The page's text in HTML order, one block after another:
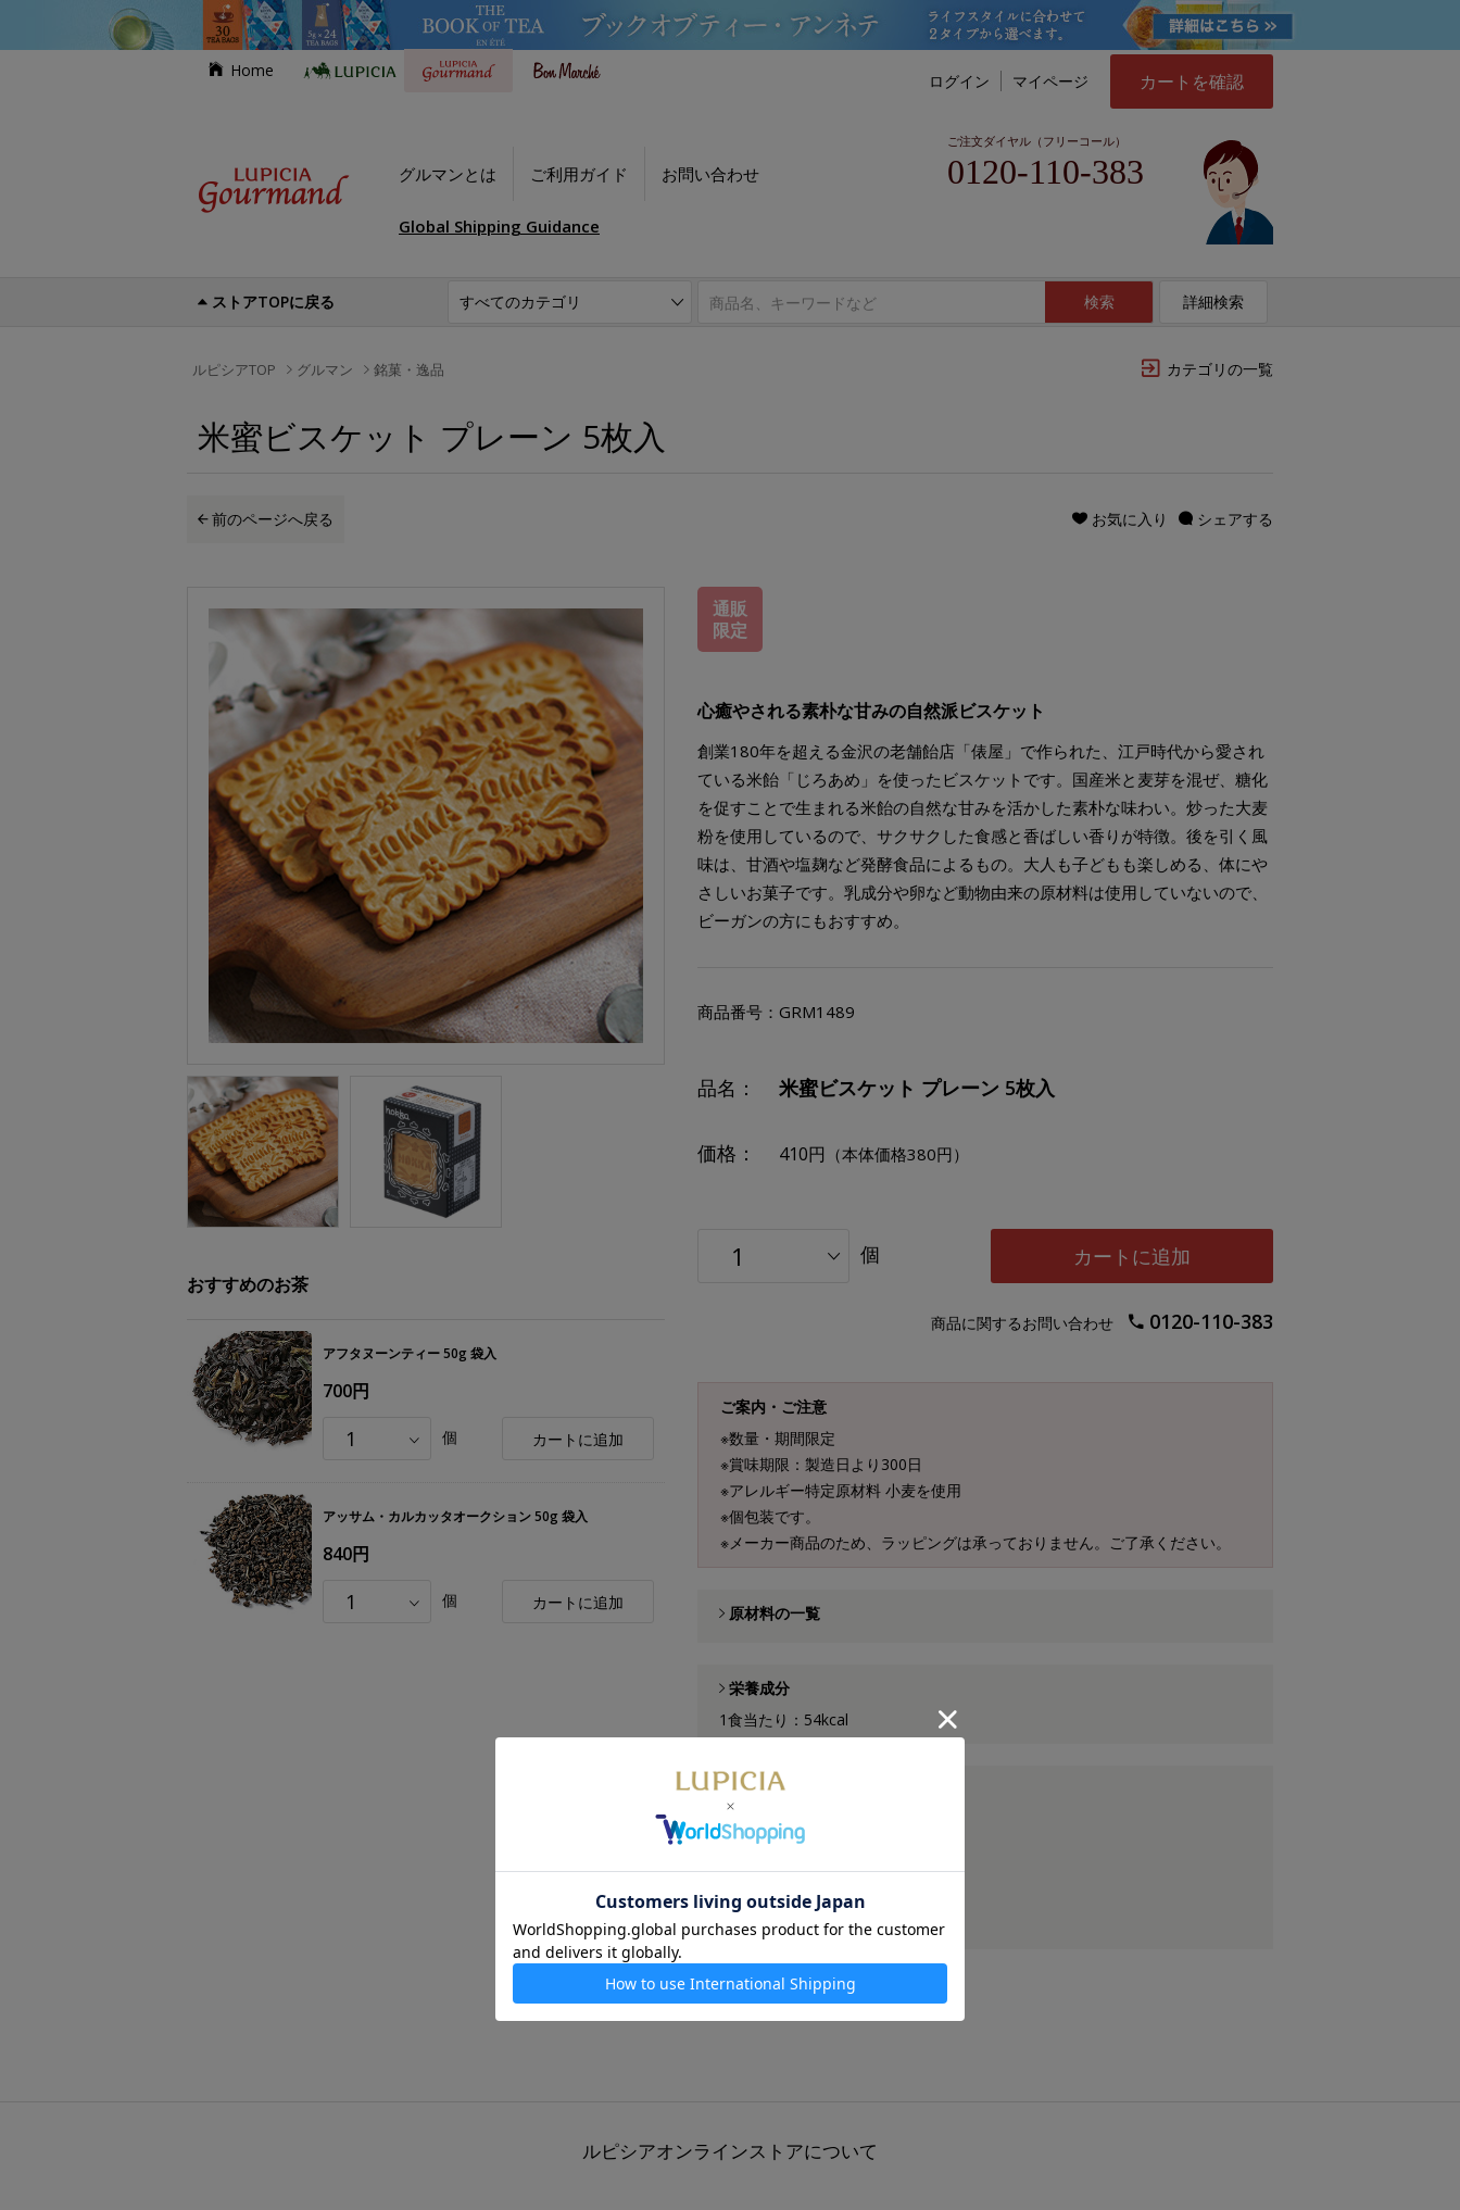
Home
ログイン マイページ カートを確認
グルマンとは ご利用ガイド お問い合わせ
ご注文ダイヤル（フリーコール）
0120-110-383
Global Shipping Guidance
ストアTOPに戻る 検索 詳細検索
カテゴリの一覧
ルピシアTOP グルマン 銘菓・逸品
米蜜ビスケット プレーン 5枚入
前のページへ戻る シェアする
お気に入り
通販
限定
心癒やされる素朴な甘みの自然派ビスケット
創業180年を超える金沢の老舗飴店「俵屋」で作られた、江戸時代から愛され
ている米飴「じろあめ」を使ったビスケットです。国産米と麦芽を混ぜ、糖化
を促すことで生まれる米飴の自然な甘みを活かした素朴な味わい。炒った大麦
粉を使用しているので、サクサクした食感と香ばしい香りが特徴。後を引く風
味は、甘酒や塩麹など発酵食品によるもの。大人も子どもも楽しめる、体にや
さしいお菓子です。乳成分や卵など動物由来の原材料は使用していないので、
ビーガンの方にもおすすめ。
商品番号： GRM1489
品名： 米蜜ビスケット プレーン 5枚入
価格： 410円 （本体価格380円）
個 カートに追加
商品に関するお問い合わせ 0120-110-383
ご案内・ご注意
※数量・期間限定
※賞味期限：製造日より300日
※アレルギー特定原材料 小麦を使用
※個包装です。
※メーカー商品のため、ラッピングは承っておりません。ご了承ください。
原材料の一覧
栄養成分
1食当たり：54kcal
商品仕様
■内容量／5枚箱入
■サイズ／縦55×横80×高さ103mm
■推奨手提げサイズ／手提げ小
日本製
北陸製菓株式会社
おすすめのお茶
アフタヌーンティー 50g 袋入
700円
個 カートに追加
アッサム・カルカッタオークション 50g 袋入
840円
個 カートに追加
ルピシアオンラインストアについて